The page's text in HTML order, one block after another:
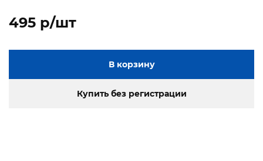
495 p/шт
В корзину
Купить без регистрации